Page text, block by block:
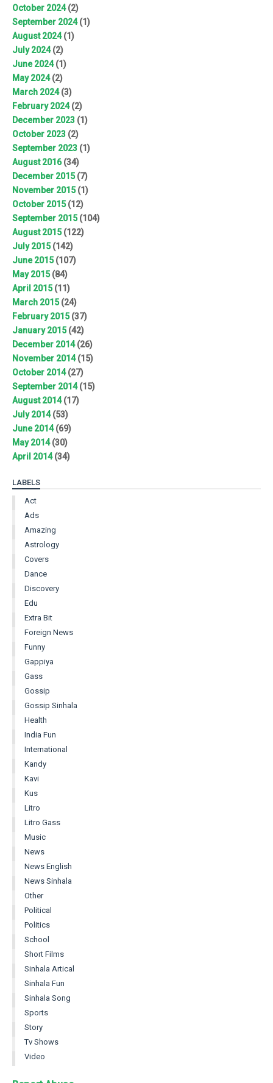
October 2024(2)
September 2024(1)
August 2024(1)
July 2024(2)
June 2024(1)
May 2024(2)
March 2024(3)
February 2024(2)
December 2023 (1)
October 2023 (2)
September 2023 (1)
August 2016(34)
December 2015(7)
November 2015(1)
October 2015(12)
September 2015(104)
August 2015(122)
July 2015(142)
June 2015(107)
May 2015(84)
April 2015(11)
March 2015(24)
February 2015(37)
January 2015(42)
December 2014(26)
November 2014(15)
October 2014(27)
September 2014(15)
August 2014(17)
July 2014(53)
June 2014(69)
May 2014(30)
April 2014(34)
LABELS
Act
Ads
Amazing
Astrology
Covers
Dance
Discovery
Edu
Extra Bit
Foreign News
Funny
Gappiya
Gass
Gossip
Gossip Sinhala
Health
India Fun
International
Kandy
Kavi
Kus
Litro
Litro Gass
Music
News
News English
News Sinhala
Other
Political
Politics
School
Short Films
Sinhala Artical
Sinhala Fun
Sinhala Song
Sports
Story
Tv Shows
Video